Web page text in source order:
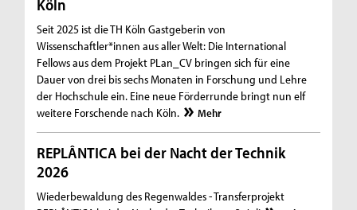
Köln
Seit 2025 ist die TH Köln Gastgeberin von
Wissenschaftler*innen aus aller Welt: Die International
Fellows aus dem Projekt PLan_CV bringen sich für eine
Dauer von drei bis sechs Monaten in Forschung und Lehre
der Hochschule ein. Eine neue Förderrunde bringt nun elf
weitere Forschende nach Köln.
Mehr
REPLÂNTICA bei der Nacht der Technik
2026
Wiederbewaldung des Regenwaldes - Transferprojekt